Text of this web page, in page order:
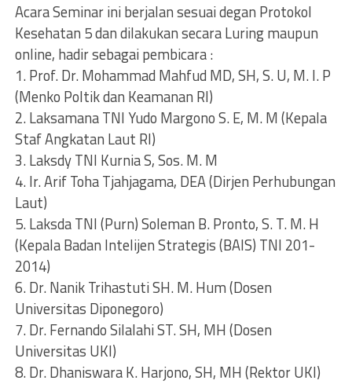
Acara Seminar ini berjalan sesuai degan Protokol
Kesehatan 5 dan dilakukan secara Luring maupun
online, hadir sebagai pembicara :
1. Prof. Dr. Mohammad Mahfud MD, SH, S. U, M. I. P
(Menko Poltik dan Keamanan RI)
2. Laksamana TNI Yudo Margono S. E, M. M (Kepala
Staf Angkatan Laut RI)
3. Laksdy TNI Kurnia S, Sos. M. M
4. Ir. Arif Toha Tjahjagama, DEA (Dirjen Perhubungan
Laut)
5. Laksda TNI (Purn) Soleman B. Pronto, S. T. M. H
(Kepala Badan Intelijen Strategis (BAIS) TNI 201-
2014)
6. Dr. Nanik Trihastuti SH. M. Hum (Dosen
Universitas Diponegoro)
7. Dr. Fernando Silalahi ST. SH, MH (Dosen
Universitas UKI)
8. Dr. Dhaniswara K. Harjono, SH, MH (Rektor UKI)